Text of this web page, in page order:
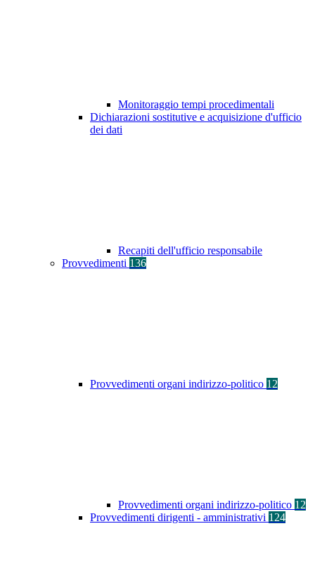
Monitoraggio tempi procedimentali
Dichiarazioni sostitutive e acquisizione d'ufficio
dei dati
Recapiti dell'ufficio responsabile
Provvedimenti 136
Provvedimenti organi indirizzo-politico 12
Provvedimenti organi indirizzo-politico 12
Provvedimenti dirigenti - amministrativi 124